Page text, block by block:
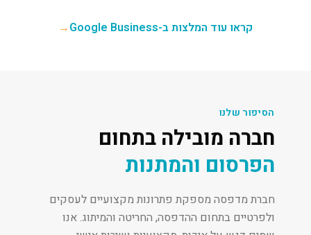
קראו עוד המלצות ב-Google Business →
הסיפור שלנו
חברה מובילה בתחום
הפרסום והמתנות
חברת מדפסה מספקת פתרונות מקצועיים לעסקים
ולפרטיים בתחום ההדפסה, החריטה והמיתוג. אנו